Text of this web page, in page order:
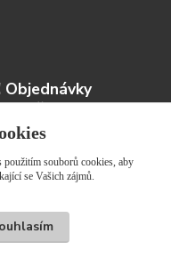
Objednávky
vaše e-maily
použitím souborů cookies, aby
se Vašich zájmů.